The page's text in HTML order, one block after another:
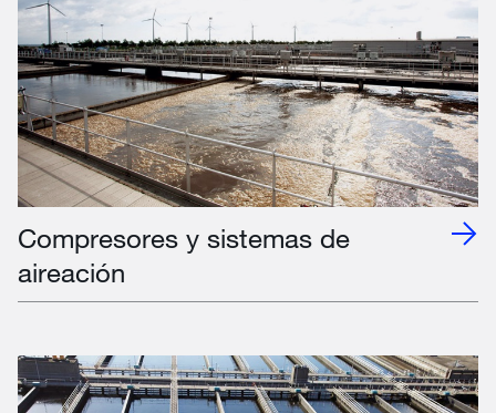
Compresores y sistemas de
aireación